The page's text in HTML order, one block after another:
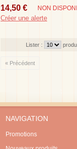
14,50 € NON
Créer une alerte
Lister :
« Précédent
NAVIGATION
Promotions